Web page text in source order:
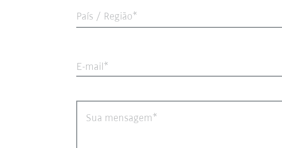
País / Região*
E-mail
Sua mensagem